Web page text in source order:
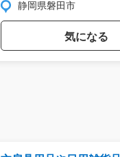
静岡県磐田市
気になる